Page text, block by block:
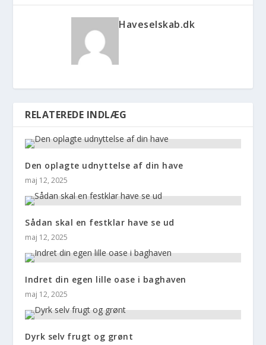
Haveselskab.dk
RELATEREDE INDLÆG
Den oplagte udnyttelse af din have
maj 12, 2025
Sådan skal en festklar have se ud
maj 12, 2025
Indret din egen lille oase i baghaven
maj 12, 2025
Dyrk selv frugt og grønt